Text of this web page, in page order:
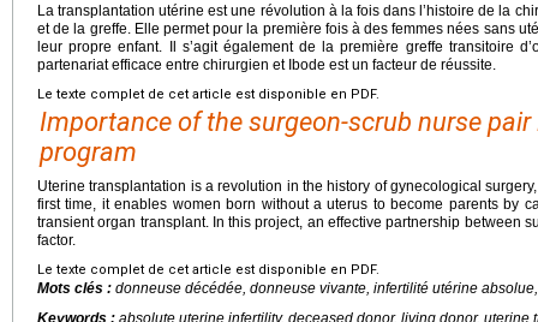
La transplantation utérine est une révolution à la fois dans l’histoire de la
et de la greffe. Elle permet pour la première fois à des femmes nées sans
leur propre enfant. Il s’agit également de la première greffe transitoire
partenariat efficace entre chirurgien et Ibode est un facteur de réussite.
Le texte complet de cet article est disponible en PDF.
Importance of the surgeon-scrub nurse
program
Uterine transplantation is a revolution in the history of gynecological
first time, it enables women born without a uterus to become parents by
transient organ transplant. In this project, an effective partnership between
factor.
Le texte complet de cet article est disponible en PDF.
Mots clés : donneuse décédée, donneuse vivante, infertilité utérine
Keywords : absolute uterine infertility, deceased donor, living donor, uterine